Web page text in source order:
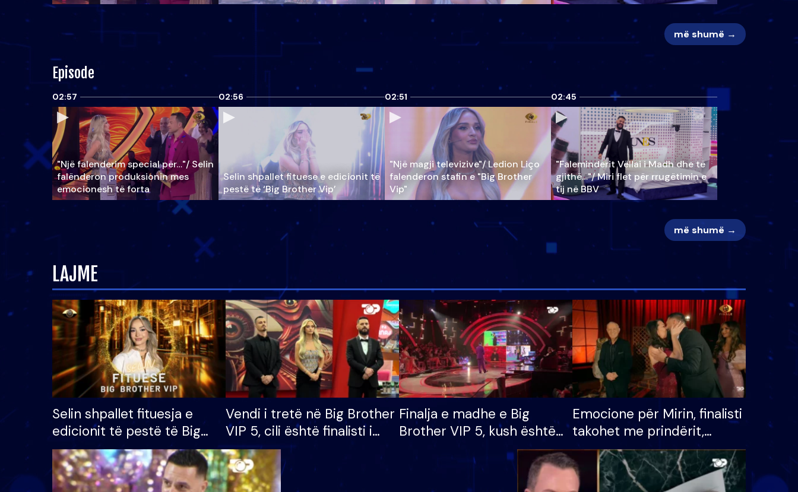
më shumë →
Episode
02:57
"Një falenderim special për…"/ Selin
falënderon produksionin mes
emocionesh të forta
02:56
Selin shpallet fituese e edicionit të
pestë të ‘Big Brother Vip’
02:51
"Një magji televizive"/ Ledion Liço
falenderon stafin e "Big Brother
Vip"
02:45
"Faleminderit Vëllai i Madh dhe të
gjithë…"/ Miri flet për rrugëtimin e
tij në BBV
më shumë →
LAJME
Selin shpallet fituesja e
edicionit të pestë të Big
Brother VIP, rrëmben
çmimin e madh prej 100
mijë eurosh
Vendi i tretë në Big Brother
VIP 5, cili është finalisti i
radhës që lë shtëpinë
Finalja e madhe e Big
Brother VIP 5, kush është
banori i parë që lë shtëpinë
dhe humb mundësinë për
të fituar çmimin e madh
Emocione për Mirin, finalisti
takohet me prindërit,
vajzën dhe bashkëshorten:
S’kemi ndonjë letër divorci
apo jo?